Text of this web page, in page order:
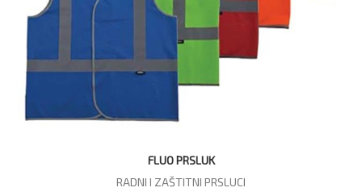
FLUO PRSLUK
RADNI I ZAŠTITNI PRSLUCI